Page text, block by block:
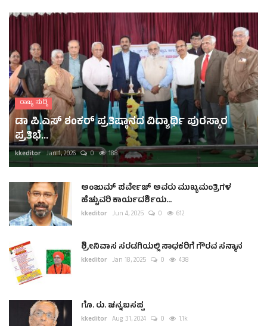
ರಾಜ್ಯ ಸುದ್ದಿ
ಡಾ ಪಿ.ಎಸ್ ಶಂಕರ್ ಪ್ರತಿಷ್ಠಾನದ ವಿದ್ಯಾರ್ಥಿ ಪುರಸ್ಕಾರ
ಪ್ರತಿಭೆ...
kkeditor Jan 1, 2026 0 188
ಅಂಜುಮ್ ಪರ್ವೇಜ್ ಅವರು ಮುಖ್ಯಮಂತ್ರಿಗಳ
ಹೆಚ್ಚುವರಿ ಕಾರ್ಯದರ್ಶಿಯ...
kkeditor Jun 4, 2025 0 612
ಶ್ರೀನಿವಾಸ ಸರಡಗಿಯಲ್ಲಿ ಸಾಧಕರಿಗೆ ಗೌರವ ಸನ್ಮಾನ
kkeditor Jan 18, 2025 0 438
ಗೊ. ರು. ಚನ್ನಬಸಪ್ಪ
kkeditor Aug 31, 2024 0 1.1k